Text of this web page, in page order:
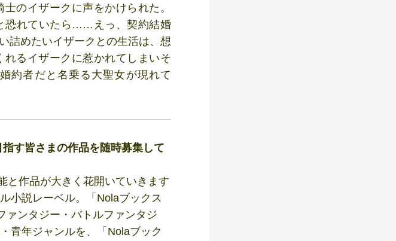
のイザークに声をかけられた。
恐れていたら……えっ、契約結婚
めたいイザークとの生活は、想
るイザークに惹かれてしまいそ
約者だと名乗る大聖女が現れて
す皆さまの作品を随時募集して
と作品が大きく花開いていきます
小説レーベル。「Nolaブックス
ァンタジー・バトルファンタジ
青年ジャンルを、「Nolaブック